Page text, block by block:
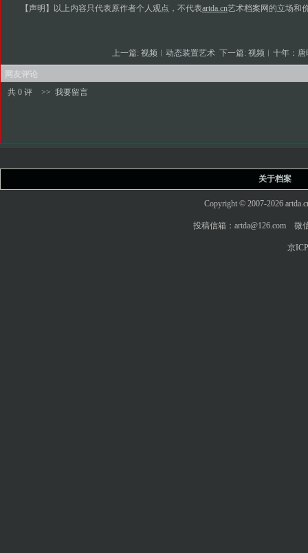
【声明】以上内容只代表原作者个人观点，不代表artda.cn艺术档案网的立场和
上一篇:视频︱动态装置艺术 下一篇:视频︱十年：
网友评论
共 0 评
>> 我要留言
关于档案
Copyright © 2007-2026
投稿信箱：artda@126.com 微
京